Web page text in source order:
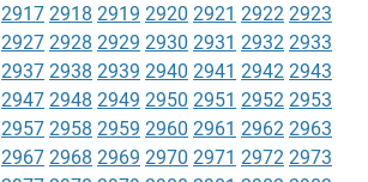
2917 2918 2919 2920 2921 2922 2923
2927 2928 2929 2930 2931 2932 2933
2937 2938 2939 2940 2941 2942 2943
2947 2948 2949 2950 2951 2952 2953
2957 2958 2959 2960 2961 2962 2963
2967 2968 2969 2970 2971 2972 2973